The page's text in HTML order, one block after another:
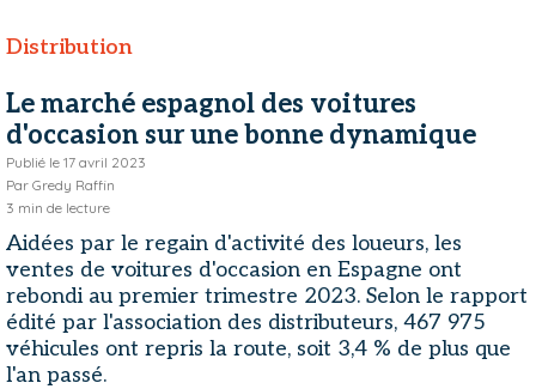
Distribution
Le marché espagnol des voitures
d'occasion sur une bonne dynamique
Publié le 17 avril 2023
Par Gredy Raffin
3 min de lecture
Aidées par le regain d'activité des loueurs, les
ventes de voitures d'occasion en Espagne ont
rebondi au premier trimestre 2023. Selon le rapport
édité par l'association des distributeurs, 467 975
véhicules ont repris la route, soit 3,4 % de plus que
l'an passé.